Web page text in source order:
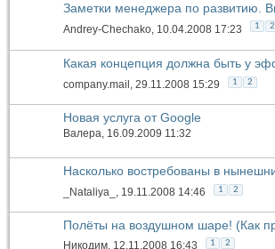
Заметки менеджера по развитию.
хорошем смысле.
Andrey-Chechako, 10.04.2008 17:23 1 2
Какая концепция должна быть у
компании?
company.mail , 29.11.2008 15:29 1 2
Новая услуга от Google
Валера, 16.09.2009 11:32
Насколько востребованы в
недорогие проекты автоматизации
_Nataliya_ , 19.11.2008 14:46 1 2
Полёты на воздушном шаре! (Как
Никодим, 12.11.2008 16:43 1 2